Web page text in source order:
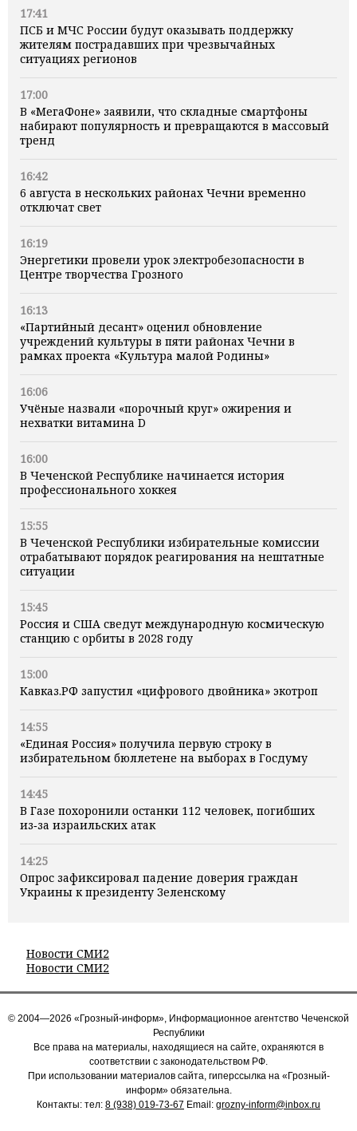
17:41
ПСБ и МЧС России будут оказывать поддержку
жителям пострадавших при чрезвычайных
ситуациях регионов
17:00
В «МегаФоне» заявили, что складные смартфоны
набирают популярность и превращаются в массовый
тренд
16:42
6 августа в нескольких районах Чечни временно
отключат свет
16:19
Энергетики провели урок электробезопасности в
Центре творчества Грозного
16:13
«Партийный десант» оценил обновление
учреждений культуры в пяти районах Чечни в
рамках проекта «Культура малой Родины»
16:06
Учёные назвали «порочный круг» ожирения и
нехватки витамина D
16:00
В Чеченской Республике начинается история
профессионального хоккея
15:55
В Чеченской Республики избирательные комиссии
отрабатывают порядок реагирования на нештатные
ситуации
15:45
Россия и США сведут международную космическую
станцию с орбиты в 2028 году
15:00
Кавказ.РФ запустил «цифрового двойника» экотроп
14:55
«Единая Россия» получила первую строку в
избирательном бюллетене на выборах в Госдуму
14:45
В Газе похоронили останки 112 человек, погибших
из‑за израильских атак
14:25
Опрос зафиксировал падение доверия граждан
Украины к президенту Зеленскому
Новости СМИ2
Новости СМИ2
© 2004—2026 «Грозный-информ», Информационное агентство Чеченской
Республики
Все права на материалы, находящиеся на сайте, охраняются в
соответствии с законодательством РФ.
При использовании материалов сайта, гиперссылка на «Грозный-
информ» обязательна.
Контакты: тел: 8 (938) 019-73-67 Email: grozny-inform@inbox.ru